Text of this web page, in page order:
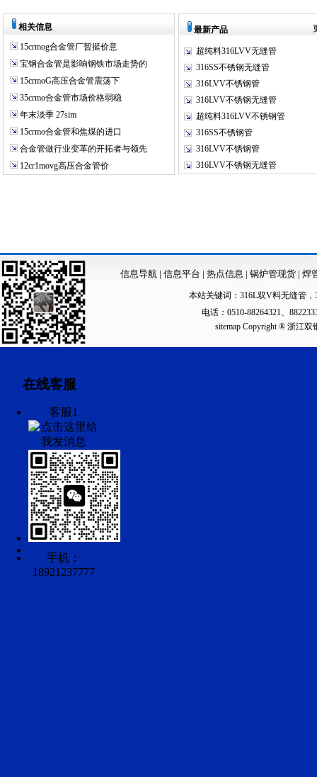
相关信息
15crmog合金管厂暂挺价意
宝钢合金管是影响钢铁市场走势的
15crmoG高压合金管震荡下
35crmo合金管市场价格弱稳
年末淡季 27sim
15crmo合金管和焦煤的进口
合金管做行业变革的开拓者与领先
12cr1movg高压合金管价
最新产品
超纯料316LVV无缝管
316SS不锈钢无缝管
316LVV不锈钢管
316LVV不锈钢无缝管
超纯料316LVV不锈钢管
316SS不锈钢管
316LVV不锈钢管
316LVV不锈钢无缝管
信息导航| 信息平台 | 热点信息 | 锅炉管现货 | 焊
本站关键词： 316L双V料无缝管 ，
电话：0510-88264321、
sitemapCopyright ® 浙江双
在线客服
客服1
手机：
18921237777